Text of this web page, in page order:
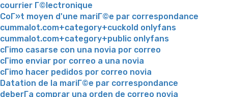
courrier Г©lectronique
CoГ»t moyen d'une mariГ©e par correspondance
cummalot.com+category+cuckold onlyfans
cummalot.com+category+public onlyfans
cГіmo casarse con una novia por correo
cГіmo enviar por correo a una novia
cГіmo hacer pedidos por correo novia
Datation de la mariГ©e par correspondance
deberГ­a comprar una orden de correo novia